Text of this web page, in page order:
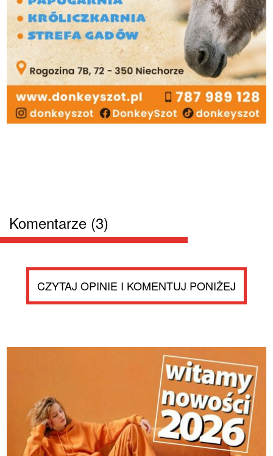
Komentarze (3)
CZYTAJ OPINIE I KOMENTUJ PONIŻEJ